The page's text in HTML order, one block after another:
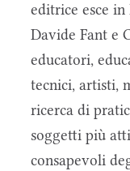
editrice esce
Davide Fant e
educatori,
tecnici, artisti,
ricerca di
soggetti più
consapevoli